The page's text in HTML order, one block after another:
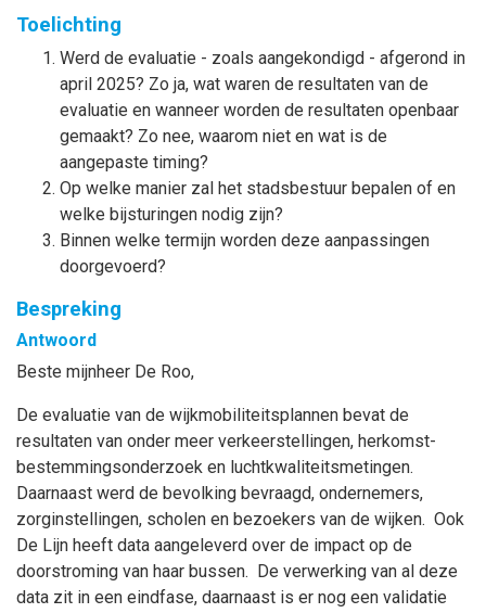
Toelichting
Werd de evaluatie - zoals aangekondigd - afgerond in
april 2025? Zo ja, wat waren de resultaten van de
evaluatie en wanneer worden de resultaten openbaar
gemaakt? Zo nee, waarom niet en wat is de
aangepaste timing?
Op welke manier zal het stadsbestuur bepalen of en
welke bijsturingen nodig zijn?
Binnen welke termijn worden deze aanpassingen
doorgevoerd?
Bespreking
Antwoord
Beste mijnheer De Roo,
De evaluatie van de wijkmobiliteitsplannen bevat de
resultaten van onder meer verkeerstellingen, herkomst-
bestemmingsonderzoek en luchtkwaliteitsmetingen.
Daarnaast werd de bevolking bevraagd, ondernemers,
zorginstellingen, scholen en bezoekers van de wijken. Ook
De Lijn heeft data aangeleverd over de impact op de
doorstroming van haar bussen. De verwerking van al deze
data zit in een eindfase, daarnaast is er nog een validatie